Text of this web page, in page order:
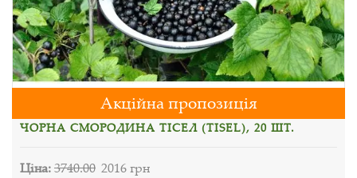
Акційна пропозиція
ЧОРНА СМОРОДИНА ТІСЕЛ (TISEL), 20 ШТ.
Ціна:3740.00 2016 грн